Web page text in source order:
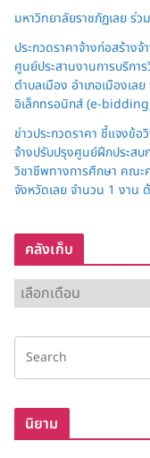
มหาวิทยาลัยราชภัฏเลย ร่
ประกวดราคาจ้างก่อสร้าง
ศูนย์ประสานงานการบริก
ตำบลเมือง อำเภอเมืองเล
อิเล็กทรอนิกส์ (e-
ข่าวประกวดราคา ชี้แจงข้อ
จ้างปรับปรุงศูนย์ฝึกประส
วิชาชีพทางการศึกษา คณะ
จังหวัดเลย จำนวน 1 งาน
คลังเก็บ
ลั
ง
ก็
นิยาม